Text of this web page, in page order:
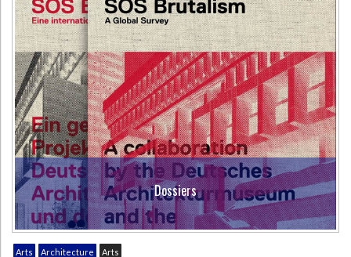
Dossiers
Arts Architecture Arts